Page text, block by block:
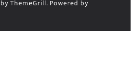
by ThemeGrill. Powered by